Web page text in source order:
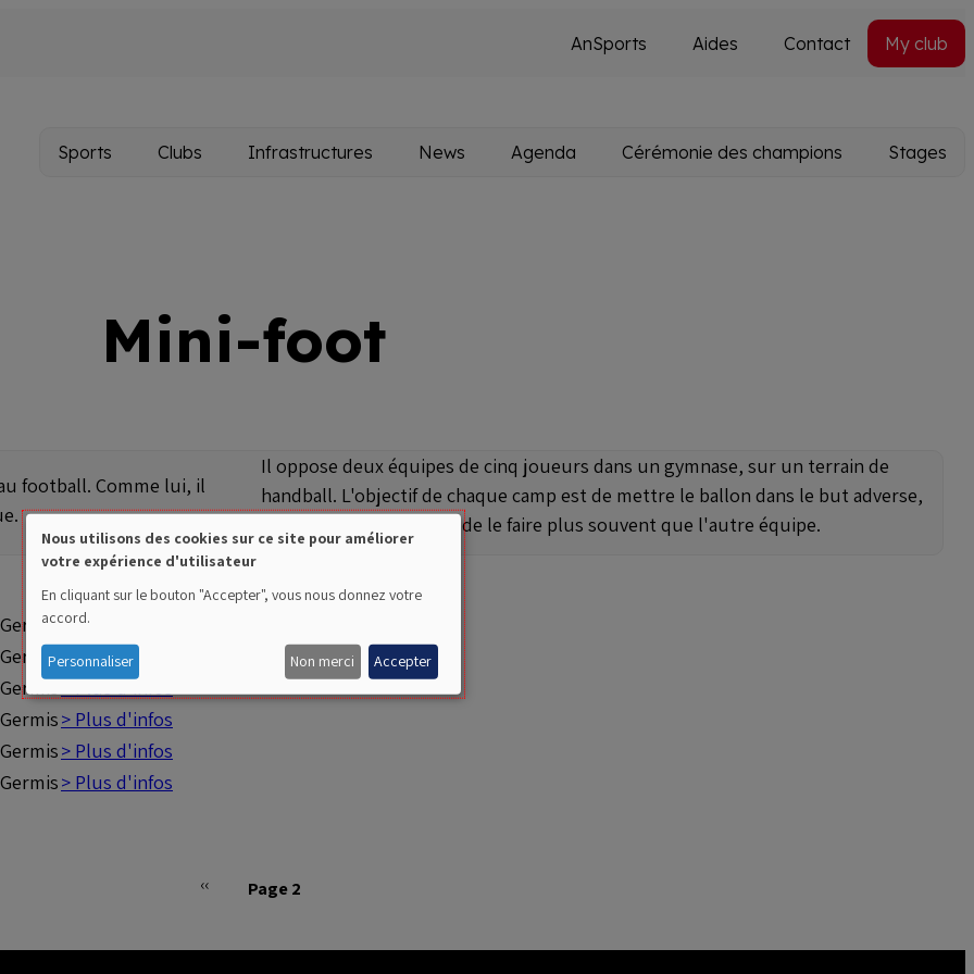
Secondary
AnSports Aides Contact
Utils
My club
Main
Sports Clubs Infrastructures News Agenda Cérémonie des champions Stages
Mini-foot
football. Comme lui, il
Il oppose deux équipes de cinq joueurs dans un gymnase, sur un terrain de
handball. L'objectif de chaque camp est de mettre le ballon dans le but adverse,
sans utiliser les bras, et de le faire plus souvent que l'autre équipe.
> Plus d'infos
> Plus d'infos
> Plus d'infos
> Plus d'infos
> Plus d'infos
> Plus d'infos
Page
‹‹ Page 2
Use
of
personal
data
and
cookies
Nous utilisons des cookies sur ce site pour améliorer
votre expérience d'utilisateur
En cliquant sur le bouton "Accepter", vous nous donnez votre
accord.
Personnaliser Non merci Accepter